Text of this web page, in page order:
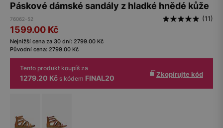
Páskové dámské sandály z hladké hnědé kůže
76062-52 (11)
1599.00 Kč
Nejnižší cena za 30 dní: 2799.00 Kč
Původní cena: 2799.00 Kč
Tento produkt koupíš za
1279.20 Kč s kódem FINAL20 Zkopírujte kód